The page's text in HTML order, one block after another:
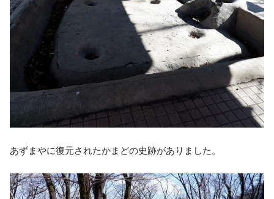
あずまやに復元されたかまどの史跡がありました。